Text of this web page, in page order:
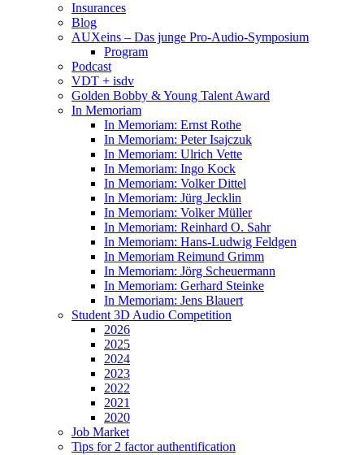
Insurances
Blog
AUXeins – Das junge Pro-Audio-Symposium
Program
Podcast
VDT + isdv
Golden Bobby & Young Talent Award
In Memoriam
In Memoriam: Ernst Rothe
In Memoriam: Peter Isajczuk
In Memoriam: Ulrich Vette
In Memoriam: Ingo Kock
In Memoriam: Volker Dittel
In Memoriam: Jürg Jecklin
In Memoriam: Volker Müller
In Memoriam: Reinhard O. Sahr
In Memoriam: Hans-Ludwig Feldgen
In Memoriam Reimund Grimm
In Memoriam: Jörg Scheuermann
In Memoriam: Gerhard Steinke
In Memoriam: Jens Blauert
Student 3D Audio Competition
2026
2025
2024
2023
2022
2021
2020
Job Market
Tips for 2 factor authentification